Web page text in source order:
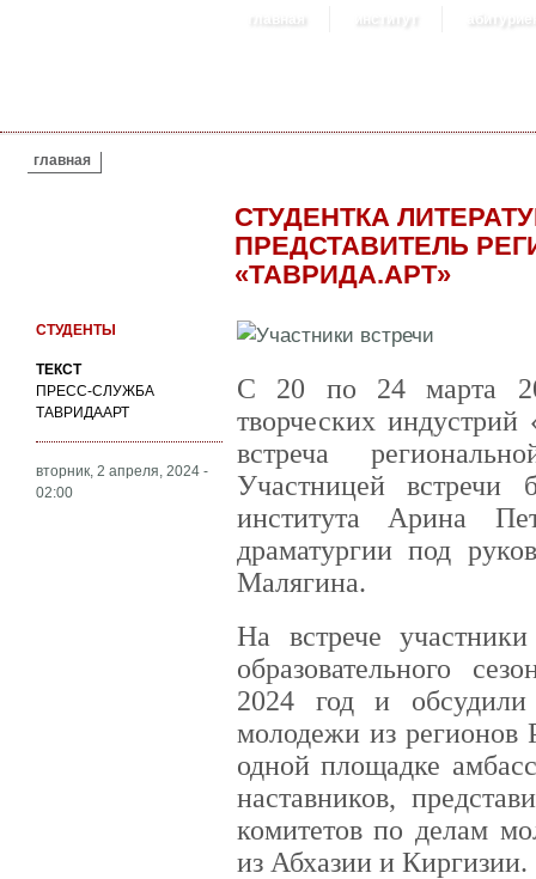
главная институт
ВЫ ЗДЕСЬ
главная
СТУДЕНТКА
ПРЕДСТАВИТЕЛЬ
«ТАВРИДА.АРТ»
СТУДЕНТЫ
ТЕКСТ
ПРЕСС-СЛУЖБА
ТАВРИДААРТ
вторник, 2 апреля, 2024 -
02:00
С 20 по 24 марта
творческих
встреча
Участницей встречи
института Арина
драматургии под
Малягина.
На встрече
образовательного
2024 год и обсудили
молодежи из регионов
одной площадке
наставников,
комитетов по делам
из Абхазии и Киргизии.